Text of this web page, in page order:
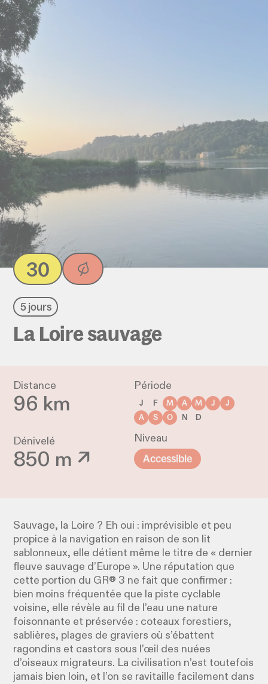
30
5 jours
La Loire sauvage
Distance
96 km
Dénivelé
850 m ↗
Période
J
F M A M J
J
A
S O N
D
Niveau
Accessible
Sauvage, la Loire ? Eh oui : imprévisible et peu
propice à la navigation en raison de son lit
sablonneux, elle détient même le titre de « dernier
fleuve sauvage d’Europe ». Une réputation que
cette portion du GR® 3 ne fait que confirmer :
bien moins fréquentée que la piste cyclable
voisine, elle révèle au fil de l’eau une nature
foisonnante et préservée : coteaux forestiers,
sablières, plages de graviers où s’ébattent
ragondins et castors sous l’œil des nuées
d’oiseaux migrateurs. La civilisation n’est toutefois
jamais bien loin, et l’on se ravitaille facilement dans